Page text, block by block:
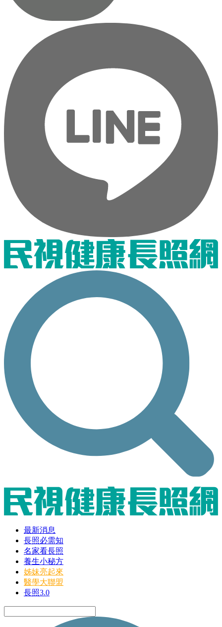
最新消息
長照必需知
名家看長照
養生小秘方
姊妹亮起來
醫學大聯盟
長照3.0